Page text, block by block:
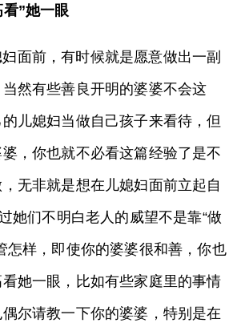
”她一眼
面前，有时候就是愿意做出一副
然有些善良开明的婆婆不会这
儿媳妇当做自己孩子来看待，但
，你也就不必看这篇经验了是不
无非就是想在儿媳妇面前立起自
她们不明白老人的威望不是靠“做
怎样，即使你的婆婆很和善，你也
她一眼，比如有些家庭里的事情
尔请教一下你的婆婆，特别是在